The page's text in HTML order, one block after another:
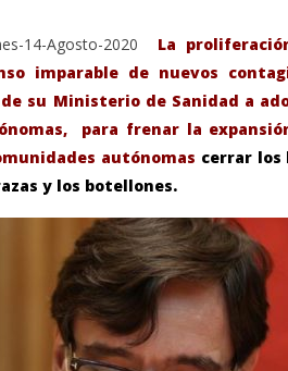
y
fumar en
Sábado 27-Junio-2026,
H. Gran concierto de
Catedral de Alcalá de
agosto
2020
Admin
14-Agosto-2020 La
imparable de nuevos
su Ministerio de Sanidad a
para frenar la
autónomas cerrar los
y los botellones.